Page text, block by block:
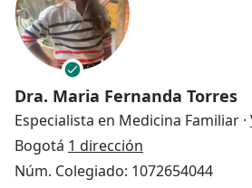
Dra. Maria Fernanda Torres
Especialista en Medicina Familiar ·
Bogotá 1 dirección
Núm. Colegiado: 1072654044